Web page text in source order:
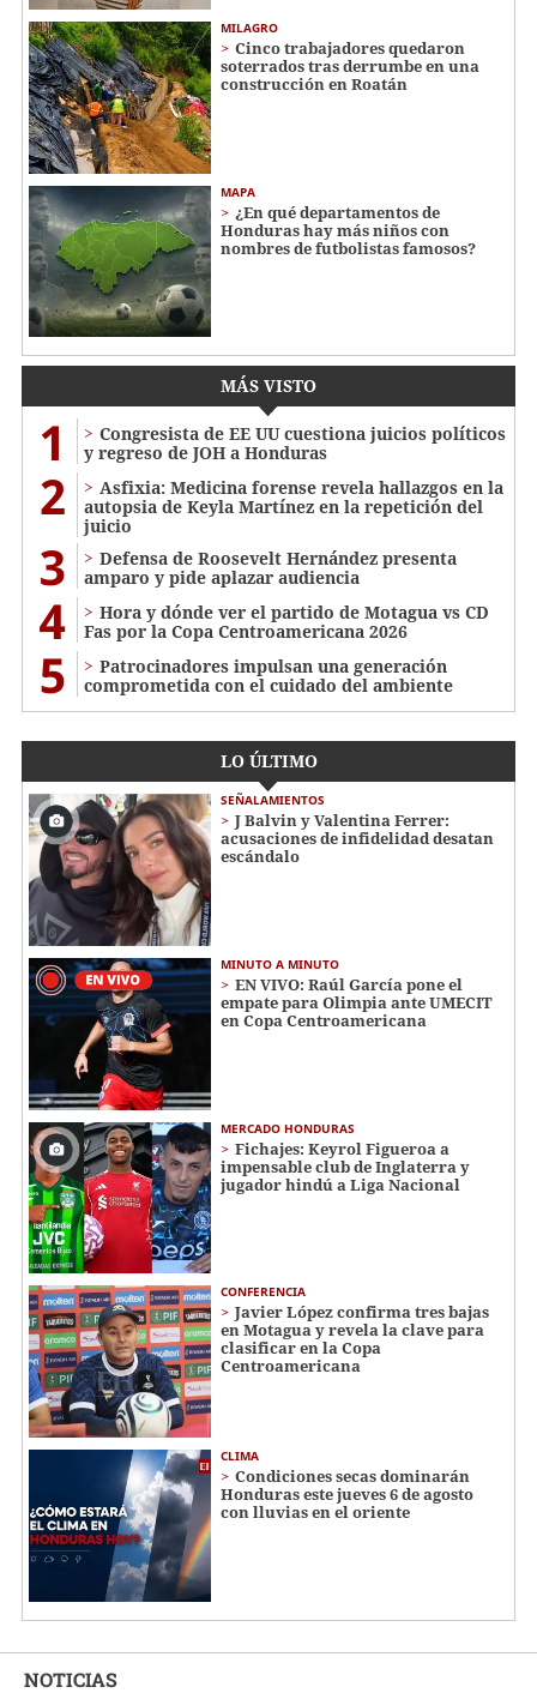
MILAGRO
Cinco trabajadores quedaron
soterrados tras derrumbe en una
construcción en Roatán
MAPA
¿En qué departamentos de
Honduras hay más niños con
nombres de futbolistas famosos?
MÁS VISTO
1
Congresista de EE UU cuestiona juicios políticos
y regreso de JOH a Honduras
2
Asfixia: Medicina forense revela hallazgos en la
autopsia de Keyla Martínez en la repetición del
juicio
3
Defensa de Roosevelt Hernández presenta
amparo y pide aplazar audiencia
4
Hora y dónde ver el partido de Motagua vs CD
Fas por la Copa Centroamericana 2026
5
Patrocinadores impulsan una generación
comprometida con el cuidado del ambiente
LO ÚLTIMO
SEÑALAMIENTOS
J Balvin y Valentina Ferrer:
acusaciones de infidelidad desatan
escándalo
MINUTO A MINUTO
EN VIVO: Raúl García pone el
empate para Olimpia ante UMECIT
en Copa Centroamericana
MERCADO HONDURAS
Fichajes: Keyrol Figueroa a
impensable club de Inglaterra y
jugador hindú a Liga Nacional
CONFERENCIA
Javier López confirma tres bajas
en Motagua y revela la clave para
clasificar en la Copa
Centroamericana
CLIMA
Condiciones secas dominarán
Honduras este jueves 6 de agosto
con lluvias en el oriente
NOTICIAS